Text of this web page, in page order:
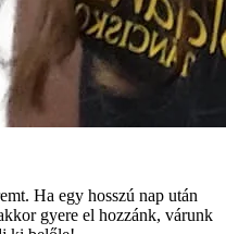
Ha egy hosszú nap után
gyere el hozzánk, várunk